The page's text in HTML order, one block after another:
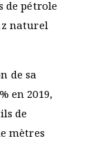
de pétrole
naturel
de sa
en 2019,
de
mètres